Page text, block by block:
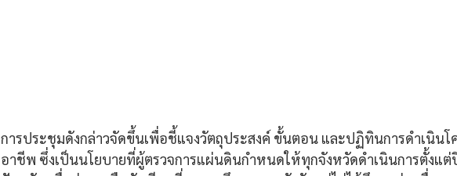
การประชุมดังกล่าวจัดขึ้นเพื่อชี้แจงวัตถุประสงค์ ขั้นตอน และปฏิทินการดำเนินโ
อาชีพ ซึ่งเป็นนโยบายที่ผู้ตรวจการแผ่นดินกำหนดให้ทุกจังหวัดดำเนินการตั้งแต่